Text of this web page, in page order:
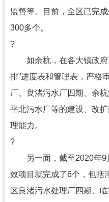
监督等。目前，全区已完
300多个。
?
如余杭，在各大镇政府
排”进度表和管理表，严格
厂、良渚污水厂四期、余
平北污水厂等的建设、改
理能力。
?
另一面，截至2020年9
效项目就完成了6个，包括
区良渚污水处理厂四期、